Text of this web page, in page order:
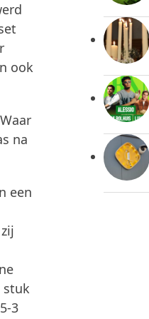
ook
na
een
stuk
3